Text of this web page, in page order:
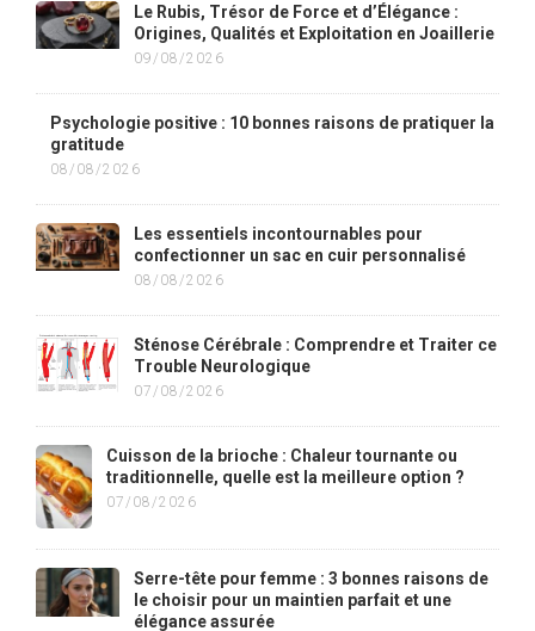
Le Rubis, Trésor de Force et d’Élégance :
Origines, Qualités et Exploitation en Joaillerie
09/08/2026
Psychologie positive : 10 bonnes raisons de pratiquer la
gratitude
08/08/2026
Les essentiels incontournables pour
confectionner un sac en cuir personnalisé
08/08/2026
Sténose Cérébrale : Comprendre et Traiter ce
Trouble Neurologique
07/08/2026
Cuisson de la brioche : Chaleur tournante ou
traditionnelle, quelle est la meilleure option ?
07/08/2026
Serre-tête pour femme : 3 bonnes raisons de
le choisir pour un maintien parfait et une
élégance assurée